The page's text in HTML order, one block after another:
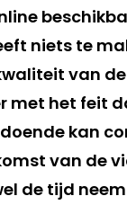
niets te
van
met het feit
kan
van de
de tijd